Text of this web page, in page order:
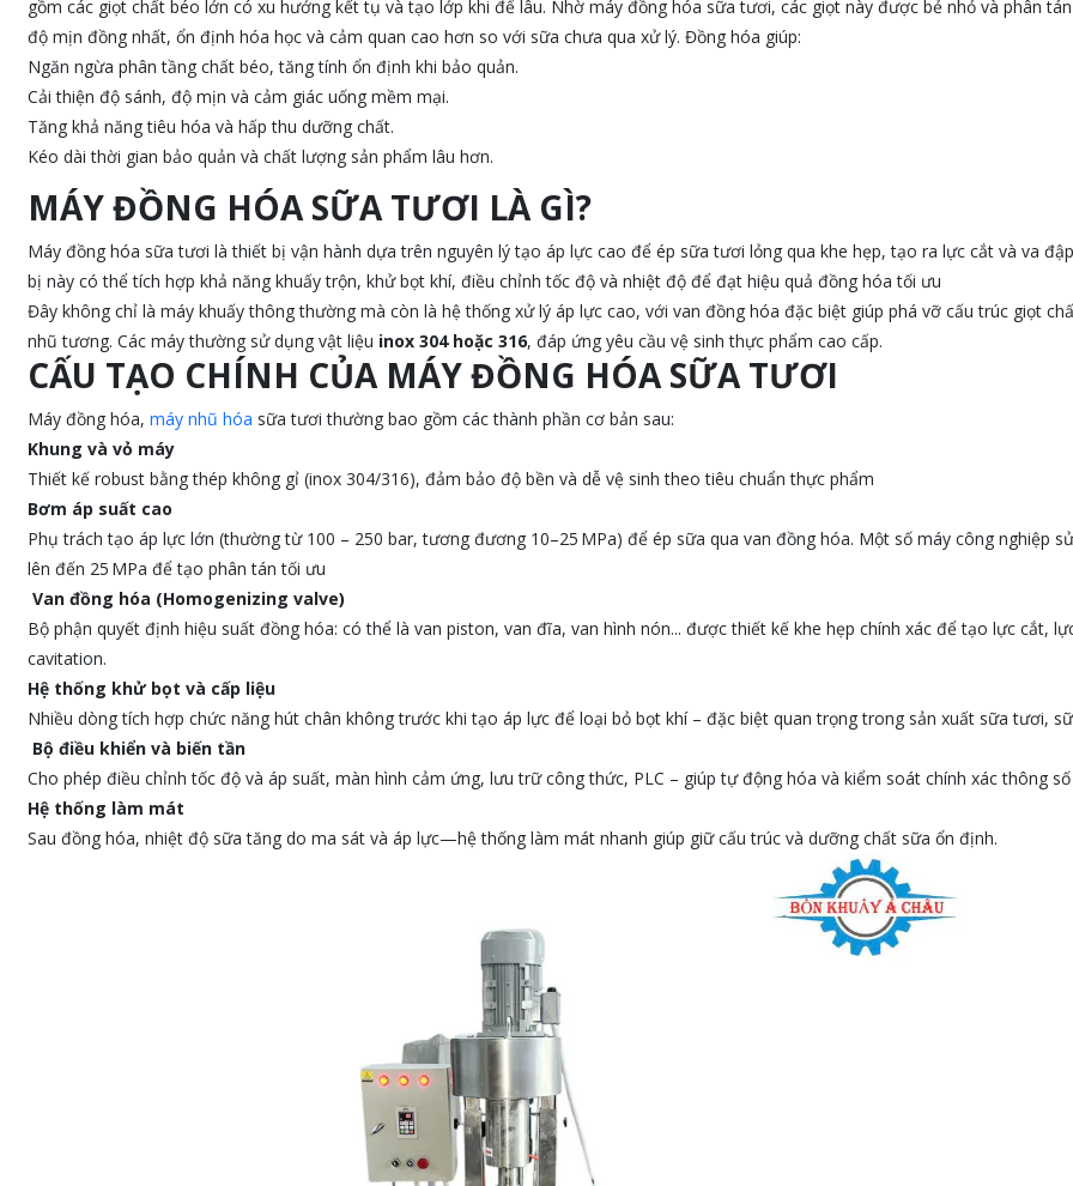
gồm các giọt chất béo lớn có xu hướng kết tụ và tạo lớp khi để lâu. Nhờ máy đồng hóa sữa tươi, các giọt này được bẻ nhỏ và phân
độ mịn đồng nhất, ổn định hóa học và cảm quan cao hơn so với sữa chưa qua xử lý. Đồng hóa giúp:
Ngăn ngừa phân tầng chất béo, tăng tính ổn định khi bảo quản.
Cải thiện độ sánh, độ mịn và cảm giác uống mềm mại.
Tăng khả năng tiêu hóa và hấp thu dưỡng chất.
Kéo dài thời gian bảo quản và chất lượng sản phẩm lâu hơn.
MÁY ĐỒNG HÓA SỮA TƯƠI LÀ GÌ?
Máy đồng hóa sữa tươi là thiết bị vận hành dựa trên nguyên lý tạo áp lực cao để ép sữa tươi lỏng qua khe hẹp, tạo ra lực cắt và va
bị này có thể tích hợp khả năng khuấy trộn, khử bọt khí, điều chỉnh tốc độ và nhiệt độ để đạt hiệu quả đồng hóa tối ưu
Đây không chỉ là máy khuấy thông thường mà còn là hệ thống xử lý áp lực cao, với van đồng hóa đặc biệt giúp phá vỡ cấu trúc giọt
nhũ tương. Các máy thường sử dụng vật liệu inox 304 hoặc 316, đáp ứng yêu cầu vệ sinh thực phẩm cao cấp.
CẤU TẠO CHÍNH CỦA MÁY ĐỒNG HÓA SỮA TƯƠI
Máy đồng hóa, máy nhũ hóa sữa tươi thường bao gồm các thành phần cơ bản sau:
Khung và vỏ máy
Thiết kế robust bằng thép không gỉ (inox 304/316), đảm bảo độ bền và dễ vệ sinh theo tiêu chuẩn thực phẩm
Bơm áp suất cao
Phụ trách tạo áp lực lớn (thường từ 100 – 250 bar, tương đương 10–25 MPa) để ép sữa qua van đồng hóa. Một số máy công nghiệp
lên đến 25 MPa để tạo phân tán tối ưu
Van đồng hóa (Homogenizing valve)
Bộ phận quyết định hiệu suất đồng hóa: có thể là van piston, van đĩa, van hình nón... được thiết kế khe hẹp chính xác để tạo lực cắt,
cavitation.
Hệ thống khử bọt và cấp liệu
Nhiều dòng tích hợp chức năng hút chân không trước khi tạo áp lực để loại bỏ bọt khí – đặc biệt quan trọng trong sản xuất sữa tươi,
Bộ điều khiển và biến tần
Cho phép điều chỉnh tốc độ và áp suất, màn hình cảm ứng, lưu trữ công thức, PLC – giúp tự động hóa và kiểm soát chính xác thông
Hệ thống làm mát
Sau đồng hóa, nhiệt độ sữa tăng do ma sát và áp lực—hệ thống làm mát nhanh giúp giữ cấu trúc và dưỡng chất sữa ổn định.